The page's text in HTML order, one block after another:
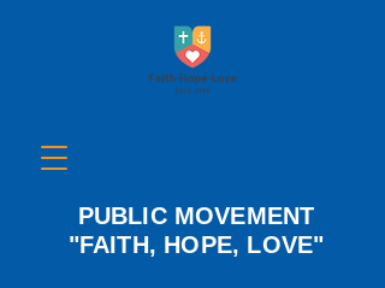
PUBLIC MOVEMENT
"FAITH, HOPE, LOVE"